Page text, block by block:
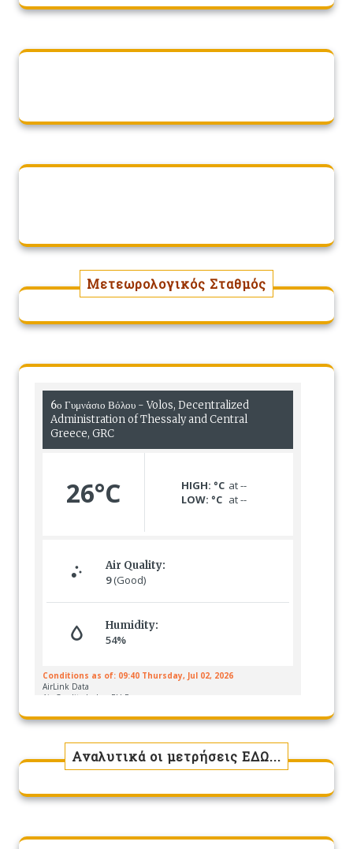
Μετεωρολογικός Σταθμός
Αναλυτικά οι μετρήσεις ΕΔΩ...